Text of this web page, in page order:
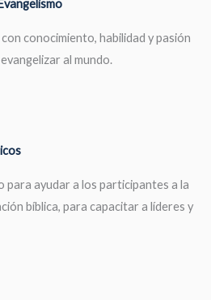
conocimiento, habilidad y pasión
al mundo.
para ayudar a los participantes a la
bíblica, para capacitar a líderes y